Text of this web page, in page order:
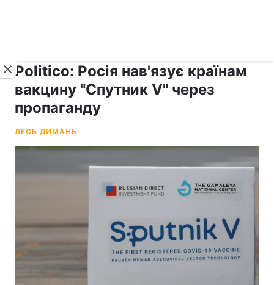
Politico: Росія нав'язує країнам
вакцину "Спутник V" через
пропаганду
ЛЕСЬ ДИМАНЬ